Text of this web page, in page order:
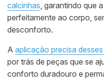
calcinhas, garantindo que
perfeitamente ao corpo,
desconforto.
A aplicação precisa
por trás de peças que se
conforto duradouro e